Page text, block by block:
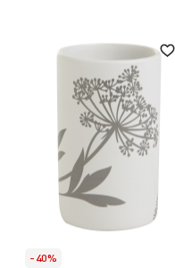
-40%